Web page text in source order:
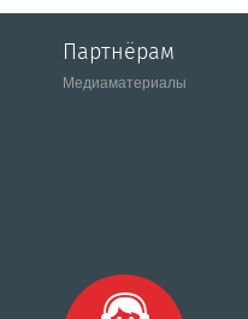
Партнёрам
Медиаматериалы